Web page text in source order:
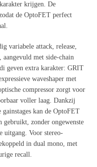
krijgen. De
de OptoFET perfect
variabele attack, release,
met side-chain
geven extra karakter: GRIT
waveshaper met
compressor zorgt voor
voller laag. Dankzij
kan de OptoFET
gebruikt, zonder ongewenste
uitgang. Voor stereo-
in dual mono, met
recall.